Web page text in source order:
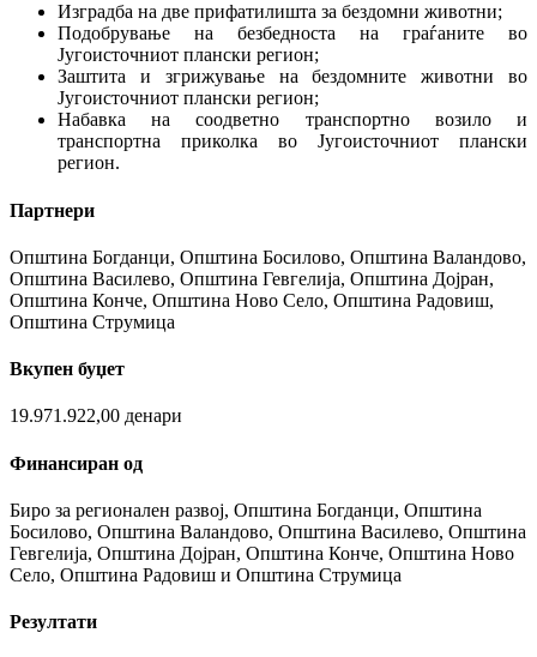
Изградба на две прифатилишта за бездомни животни;
Подобрување на безбедноста на граѓаните во
Југоисточниот плански регион;
Заштита и згрижување на бездомните животни во
Југоисточниот плански регион;
Набавка на соодветно транспортно возило и
транспортна приколка во Југоисточниот плански
регион.
Партнери
Општина Богданци, Општина Босилово, Општина Валандово,
Општина Василево, Општина Гевгелија, Општина Дојран,
Општина Конче, Општина Ново Село, Општина Радовиш,
Општина Струмица
Вкупен буџет
19.971.922,00 денари
Финансиран од
Биро за регионален развој, Општина Богданци, Општина
Босилово, Општина Валандово, Општина Василево, Општина
Гевгелија, Општина Дојран, Општина Конче, Општина Ново
Село, Општина Радовиш и Општина Струмица
Резултати